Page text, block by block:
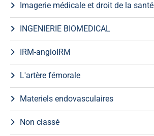
Imagerie médicale et droit de la santé
INGENIERIE BIOMEDICAL
IRM-angioIRM
L'artère fémorale
Materiels endovasculaires
Non classé